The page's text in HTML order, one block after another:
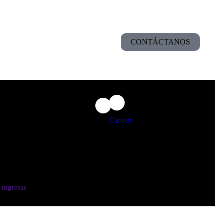
CONTÁCTANOS
Ingresar
Carrito